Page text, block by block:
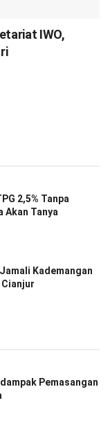
IWO,
2,5% Tanpa
Akan Tanya
Kademangan
Cianjur
Pemasangan